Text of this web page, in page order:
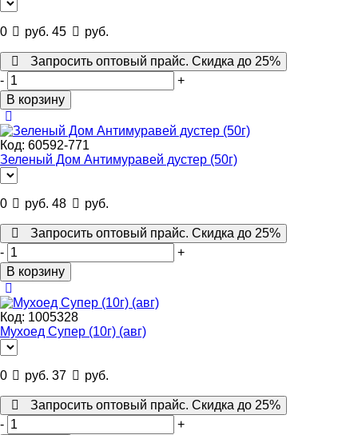
0 руб. 45 руб.
Запросить оптовый прайс. Скидка до 25%
-
+
В корзину
Код: 60592-771
Зеленый Дом Антимуравей дустер (50г)
0 руб. 48 руб.
Запросить оптовый прайс. Скидка до 25%
-
+
В корзину
Код: 1005328
Мухоед Супер (10г) (авг)
0 руб. 37 руб.
Запросить оптовый прайс. Скидка до 25%
-
+